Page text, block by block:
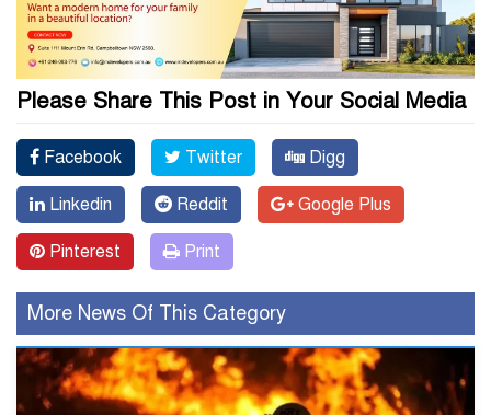
Please Share This Post in Your Social Media
Facebook Twitter Digg
Linkedin Reddit Google Plus
Pinterest Print
More News Of This Category